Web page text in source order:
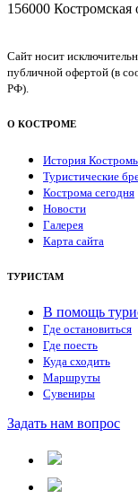
156000 Костромская
Сайт носит
публичной офертой (в
РФ).
О КОСТРОМЕ
История
Туристические
Кострома сегодня
Новости
Галерея
Карта сайта
ТУРИСТАМ
В помощь
Где остановиться
Где поесть
Куда сходить
Маршруты
Сувениры
Задать нам вопрос